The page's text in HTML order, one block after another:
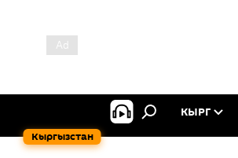
Кыргызстан
КЫРГ